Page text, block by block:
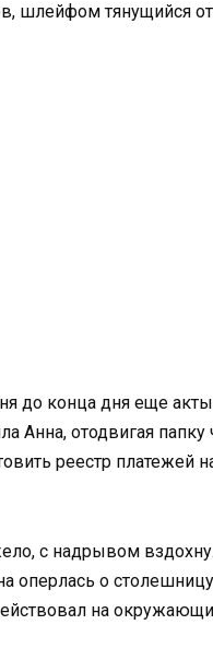
шлейфом тянущийся
до конца дня еще
Анна, отодвигая
реестр платежей
с надрывом
оперлась о
на